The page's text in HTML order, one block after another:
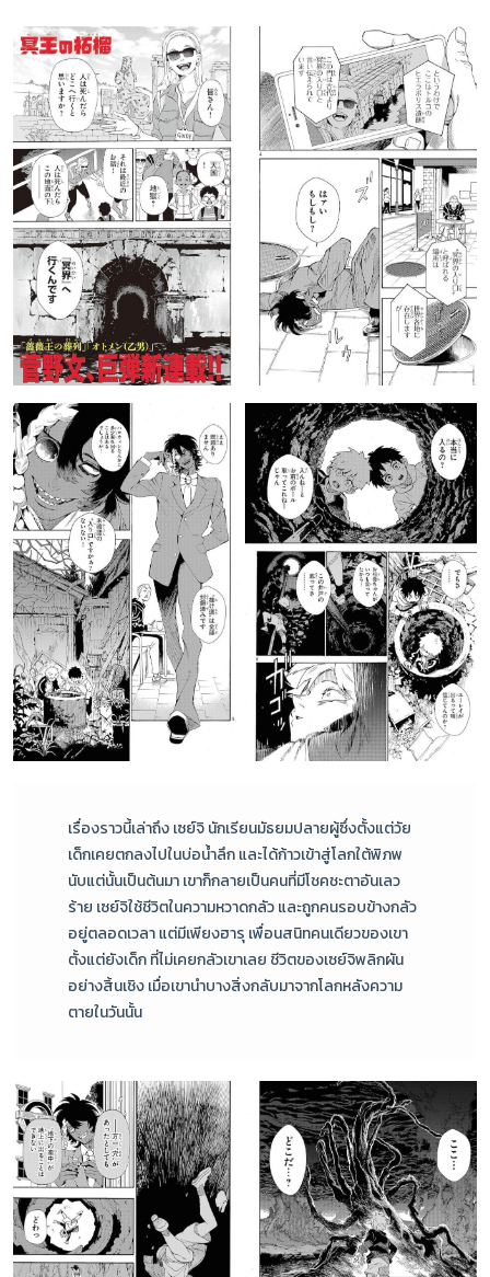
เรื่องราวนี้เล่าถึง เซย์จิ นักเรียนมัธยมปลายผู้ซึ่งตั้งแต่วัย
เด็กเคยตกลงไปในบ่อน้ำลึก และได้ก้าวเข้าสู่โลกใต้พิภพ
นับแต่นั้นเป็นต้นมา เขาก็กลายเป็นคนที่มีโชคชะตาอันเลว
ร้าย เซย์จิใช้ชีวิตในความหวาดกลัว และถูกคนรอบข้างกลัว
อยู่ตลอดเวลา แต่มีเพียงฮารุ เพื่อนสนิทคนเดียวของเขา
ตั้งแต่ยังเด็ก ที่ไม่เคยกลัวเขาเลย ชีวิตของเซย์จิพลิกผัน
อย่างสิ้นเชิง เมื่อเขานำบางสิ่งกลับมาจากโลกหลังความ
ตายในวันนั้น